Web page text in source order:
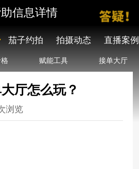
信息详情
茄子约拍 拍摄动态 直播案例
赋能工具 接单大厅
厅怎么玩？
浏览